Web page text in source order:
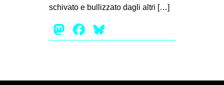
GENERI
MIGRAZIONI
PRECARIATO
schivato e bullizzato dagli altri […]
Mastodon
Facebook